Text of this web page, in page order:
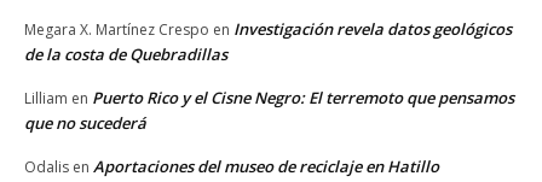
Megara X. Martínez Crespo en Investigación revela datos geológicos
de la costa de Quebradillas
Lilliam en Puerto Rico y el Cisne Negro: El terremoto que pensamos
que no sucederá
Odalis en Aportaciones del museo de reciclaje en Hatillo